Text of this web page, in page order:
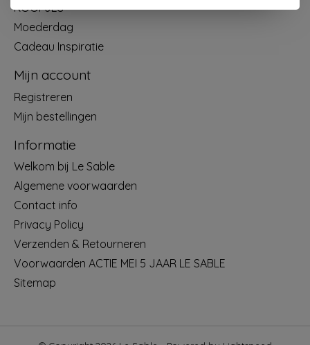
KOOPJES
Moederdag
Cadeau Inspiratie
Mijn account
Registreren
Mijn bestellingen
Informatie
Welkom bij Le Sable
Algemene voorwaarden
Contact info
Privacy Policy
Verzenden & Retourneren
Voorwaarden ACTIE MEI 5 JAAR LE SABLE
Sitemap